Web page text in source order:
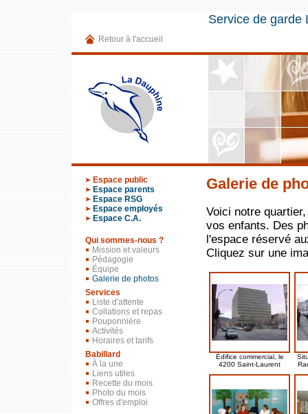
Service de garde
Retour à l'accueil
Espace public
Espace parents
Espace RSG
Espace employés
Espace C.A.
Qui sommes-nous ?
Mission et valeurs
Pédagogie
Équipe
Galerie de photos
Services
Liste d'attente
Collations et repas
Pouponnière
Activités
Horaires et tarifs
Babillard
À la une
Liens utiles
Recette du mois
Photo du mois
Offres d'emploi
Galerie de
l'espace réservé
Cliquez sur une
4200 Saint-Laurent